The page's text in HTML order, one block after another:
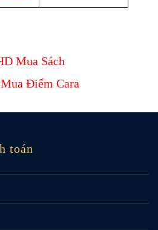
Mua Sách
Điểm Cara
toán